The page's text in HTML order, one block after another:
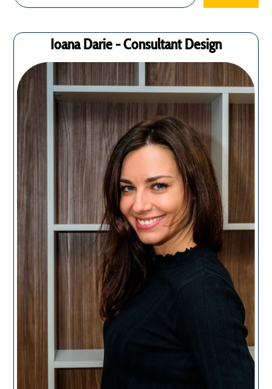
Ioana Darie - Consultant Design